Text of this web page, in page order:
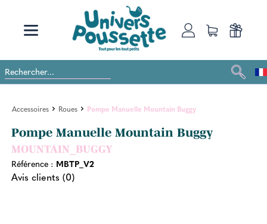
Accessoires Roues Pompe Manuelle Mountain Buggy
Pompe Manuelle Mountain Buggy
MOUNTAIN_BUGGY
Référence : MBTP_V2
Avis clients (0)